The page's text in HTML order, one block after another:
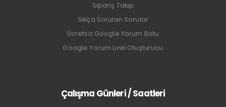
Sipariş Takip
Sıkça Sorulan Sorular
Ücretsiz Google Yorum Botu
Google Yorum Linki Oluşturucu
Çalışma Günleri / Saatleri